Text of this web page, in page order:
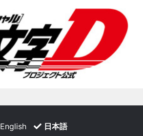
English 日本語